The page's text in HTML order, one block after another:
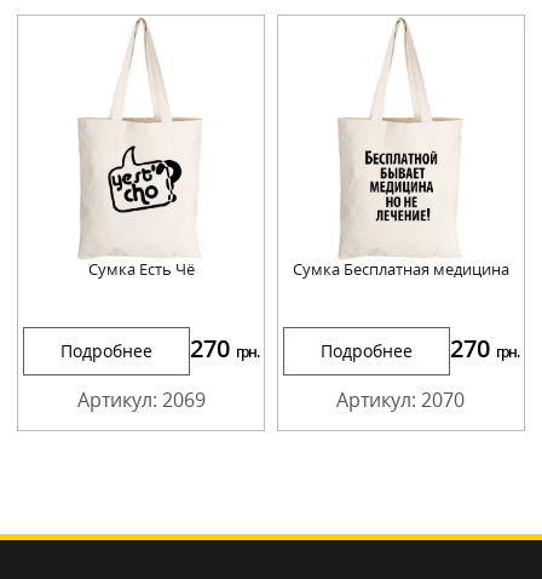
Сумка Есть Чё
Подробнее 270 грн.
Артикул: 2069
Сумка Бесплатная медицина
Подробнее 270 грн.
Артикул: 2070